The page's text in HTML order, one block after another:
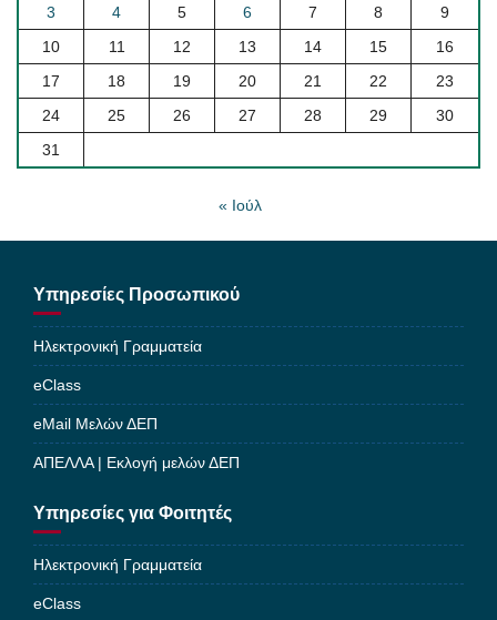
3
4 5 6 7 8
9
10
11 12 13 14 15
16
17
18 19 20 21 22
23
24
25 26 27 28 29
30
31
« Ιούλ
Υπηρεσίες Προσωπικού
Ηλεκτρονική Γραμματεία
eClass
eMail Μελών ΔΕΠ
ΑΠΕΛΛΑ | Εκλογή μελών ΔΕΠ
Υπηρεσίες για Φοιτητές
Ηλεκτρονική Γραμματεία
eClass